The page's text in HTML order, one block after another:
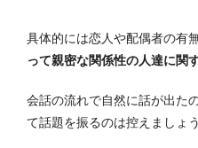
具体的には恋人や配偶者の有
って親密な関係性の人達に関
会話の流れで自然に話が出た
て話題を振るのは控えましょう